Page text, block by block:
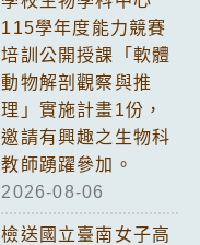
115學年度能力競賽
培訓公開授課「軟體
動物解剖觀察與推
理」實施計畫1份，
邀請有興趣之生物科
教師踴躍參加。
2026-08-06
檢送國立臺南女子高